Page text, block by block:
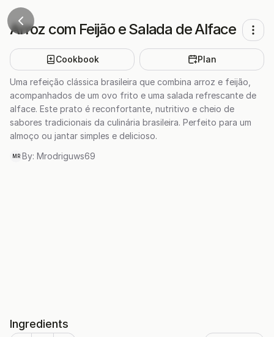
Arroz com Feijão e Salada de Alface
Cookbook Plan
Uma refeição clássica brasileira que combina arroz e feijão,
acompanhados de um ovo frito e uma salada refrescante de
alface. Este prato é reconfortante, nutritivo e cheio de
sabores tradicionais da culinária brasileira. Perfeito para um
almoço ou jantar simples e delicioso.
MR By: Mrodriguws69
Ingredients